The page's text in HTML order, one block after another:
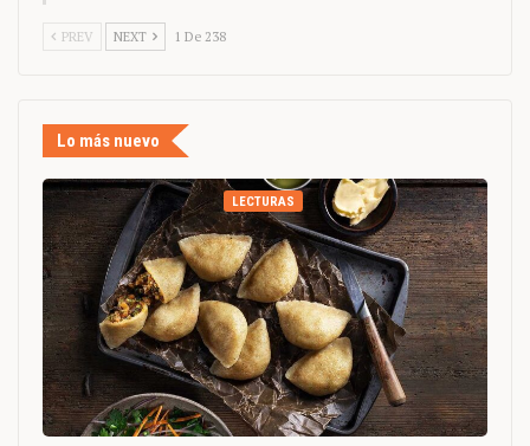
PREV NEXT 1 De 238
Lo más nuevo
LECTURAS